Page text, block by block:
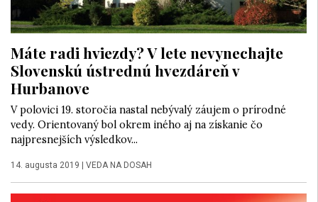
Máte radi hviezdy? V lete nevynechajte
Slovenskú ústrednú hvezdáreň v
Hurbanove
V polovici 19. storočia nastal nebývalý záujem o prírodné
vedy. Orientovaný bol okrem iného aj na získanie čo
najpresnejších výsledkov...
14. augusta 2019 | VEDA NA DOSAH